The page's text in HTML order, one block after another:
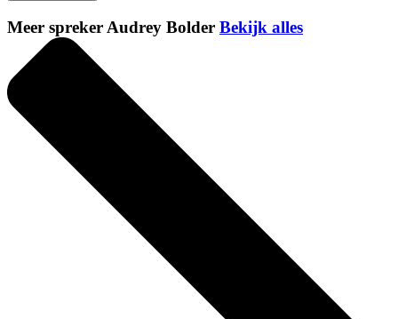
Meer spreker Audrey Bolder Bekijk alles